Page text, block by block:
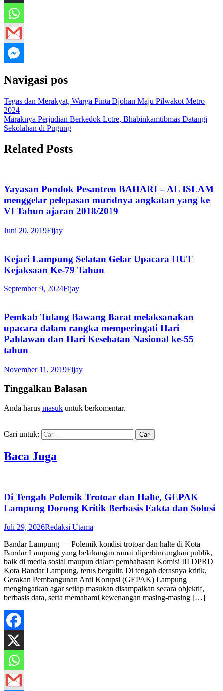
Navigasi pos
Tegas dan Merakyat, Warga Pinta Djohan Maju Pilwakot Metro
2024
Maraknya Perjudian Berkedok Lotre, Bhabinkamtibmas Datangi
Sekolahan di Pugung
Related Posts
Yayasan Pondok Pesantren BAHARI – AL ISLAM
menggelar pelepasan muridnya angkatan yang ke
VI Tahun ajaran 2018/2019
Juni 20, 2019Fijay
Kejari Lampung Selatan Gelar Upacara HUT
Kejaksaan Ke-79 Tahun
September 9, 2024Fijay
Pemkab Tulang Bawang Barat melaksanakan
upacara dalam rangka memperingati Hari
Pahlawan dan Hari Kesehatan Nasional ke-55
tahun
November 11, 2019Fijay
Tinggalkan Balasan
Anda harus masuk untuk berkomentar.
Cari untuk:
Baca Juga
Di Tengah Polemik Trotoar dan Halte, GEPAK
Lampung Dorong Kritik Berbasis Fakta dan Solusi
Juli 29, 2026Redaksi Utama
Bandar Lampung — Polemik kondisi trotoar dan halte di Kota
Bandar Lampung yang belakangan ramai diperbincangkan publik,
baik di media sosial maupun dalam pembahasan Komisi III DPRD
Kota Bandar Lampung, terus bergulir. Di tengah derasnya kritik,
Gerakan Pembangunan Anti Korupsi (GEPAK) Lampung
mengingatkan agar setiap masukan disampaikan secara objektif,
berbasis data, serta memahami kewenangan masing-masing […]